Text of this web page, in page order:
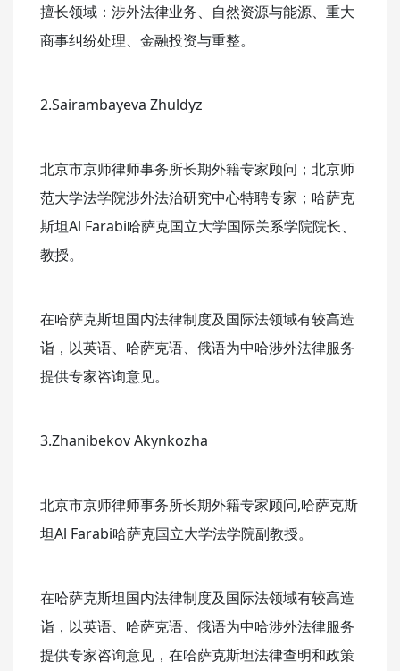
擅长领域：涉外法律业务、自然资源与能源、重大
商事纠纷处理、金融投资与重整。
2.Sairambayeva Zhuldyz
北京市京师律师事务所长期外籍专家顾问；北京师
范大学法学院涉外法治研究中心特聘专家；哈萨克
斯坦Al Farabi哈萨克国立大学国际关系学院院长、
教授。
在哈萨克斯坦国内法律制度及国际法领域有较高造
诣，以英语、哈萨克语、俄语为中哈涉外法律服务
提供专家咨询意见。
3.Zhanibekov Akynkozha
北京市京师律师事务所长期外籍专家顾问,哈萨克斯
坦Al Farabi哈萨克国立大学法学院副教授。
在哈萨克斯坦国内法律制度及国际法领域有较高造
诣，以英语、哈萨克语、俄语为中哈涉外法律服务
提供专家咨询意见，在哈萨克斯坦法律查明和政策